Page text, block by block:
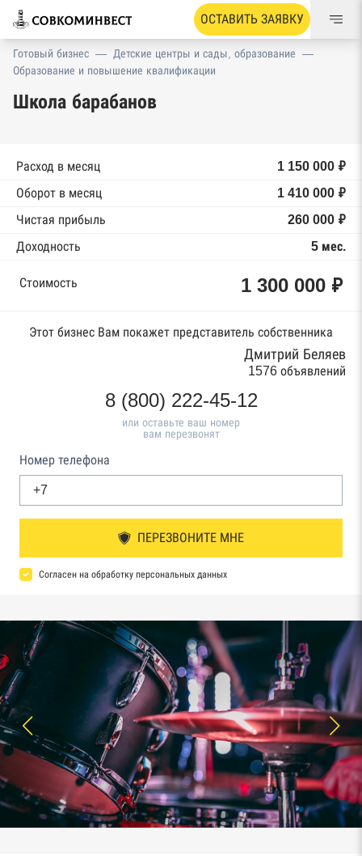
ОСТАВИТЬ ЗАЯВКУ
Готовый бизнес — Детские центры и сады, образование —
Образование и повышение квалификации
Школа барабанов
Расход в месяц
1 150 000 ₽
Оборот в месяц
1 410 000 ₽
Чистая прибыль
260 000 ₽
Доходность
5 мес.
Стоимость 1 300 000 ₽
Этот бизнес Вам покажет представитель собственника
Дмитрий Беляев
1576 объявлений
8 (800) 222-45-12
или оставьте ваш номер
вам перезвонят
Номер телефона
ПЕРЕЗВОНИТЕ МНЕ
Согласен на обработку персональных данных